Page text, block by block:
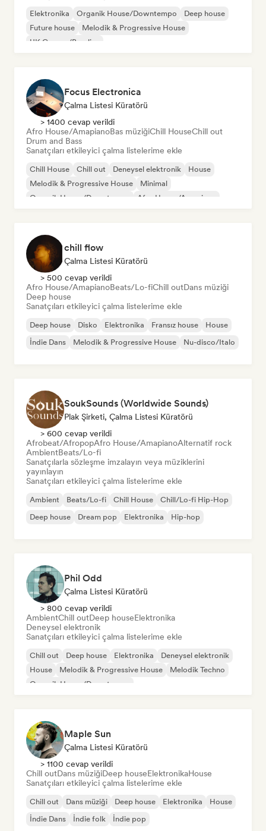
Elektronika Organik House/Downtempo
Deep house
Future house
Melodik & Progressive House
UK Garage/Bassline
Focus Electronica
Çalma Listesi Küratörü
> 1400 cevap verildi
Afro House/AmapianoBas müziğiChill HouseChill out
Drum and Bass
Sanatçıları etkileyici çalma listelerime ekle
Chill House Chill out Deneysel elektronik
House
Melodik & Progressive House
Minimal
Organik House/Downtempo
Afro House/Amapiano
chill flow
Çalma Listesi Küratörü
> 500 cevap verildi
Afro House/AmapianoBeats/Lo-fiChill outDans müziği
Deep house
Sanatçıları etkileyici çalma listelerime ekle
Deep house Disko Elektronika Fransız house
House
İndie Dans
Melodik & Progressive House Nu-disco/Italo
SoukSounds (Worldwide Sounds)
Plak Şirketi, Çalma Listesi Küratörü
> 600 cevap verildi
Afrobeat/AfropopAfro House/AmapianoAlternatif rock
AmbientBeats/Lo-fi
Sanatçılarla sözleşme imzalayın veya müziklerini
yayınlayın
Sanatçıları etkileyici çalma listelerime ekle
Ambient Beats/Lo-fi Chill House
Chill/Lo-fi Hip-Hop
Deep house
Dream pop Elektronika Hip-hop
Phil Odd
Çalma Listesi Küratörü
> 800 cevap verildi
AmbientChill outDeep houseElektronika
Deneysel elektronik
Sanatçıları etkileyici çalma listelerime ekle
Chill out Deep house Elektronika
Deneysel elektronik
House
Melodik & Progressive House
Melodik Techno
Organik House/Downtempo
Maple Sun
Çalma Listesi Küratörü
> 1100 cevap verildi
Chill outDans müziğiDeep houseElektronikaHouse
Sanatçıları etkileyici çalma listelerime ekle
Chill out Dans müziği Deep house Elektronika
House
İndie Dans
İndie folk İndie pop